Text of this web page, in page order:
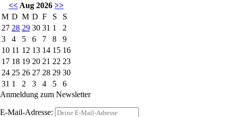
<< Aug 2026 >>
M D M D F S
S
27 28 29 30 31 1
2
3
4 5 6 7 8
9
10 11 12 13 14 15 16
17 18 19 20 21 22 23
24 25 26 27 28 29 30
31 1 2 3 4 5
6
Anmeldung zum Newsletter
E-Mail-Adresse: